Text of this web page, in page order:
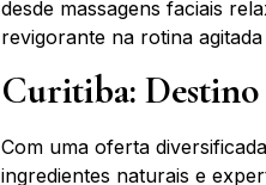
desde massagens faciais
revigorante na rotina agitada
Curitiba: Destino
Com uma oferta
ingredientes naturais e